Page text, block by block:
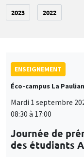
2023 2022
ENSEIGNEMENT
Éco-campus La
Mardi 1 septembre
08:30 à 17:00
Journée de
des étudiants